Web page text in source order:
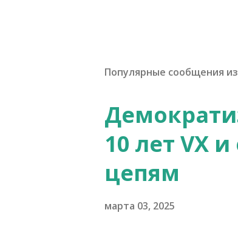
Популярные сообщения из
10 лет VX
цепям
марта 03, 2025